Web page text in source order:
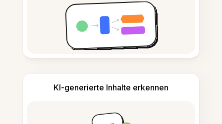
KI-generierte Inhalte erkennen